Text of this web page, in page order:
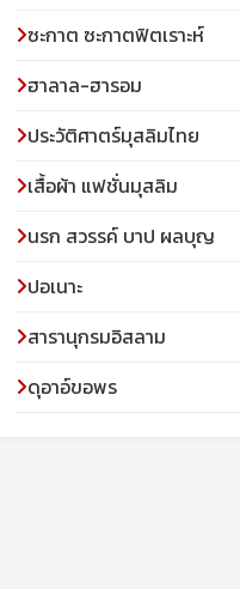
ซะกาต ซะกาตฟิตเราะห์
ฮาลาล-ฮารอม
ประวัติศาตร์มุสลิมไทย
เสื้อผ้า แฟชั่นมุสลิม
นรก สวรรค์ บาป ผลบุญ
ปอเนาะ
สารานุกรมอิสลาม
ดุอาอ์ขอพร